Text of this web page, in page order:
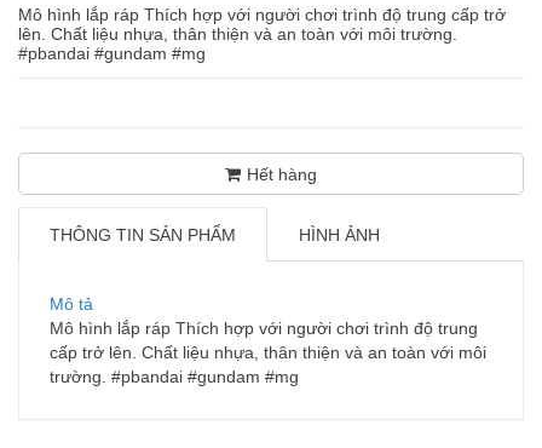
Mô hình lắp ráp Thích hợp với người chơi trình độ trung cấp trở
lên. Chất liệu nhựa, thân thiện và an toàn với môi trường.
#pbandai #gundam #mg
Hết hàng
THÔNG TIN SẢN PHẨM HÌNH ẢNH
Mô tả
Mô hình lắp ráp Thích hợp với người chơi trình độ trung
cấp trở lên. Chất liệu nhựa, thân thiện và an toàn với môi
trường. #pbandai #gundam #mg